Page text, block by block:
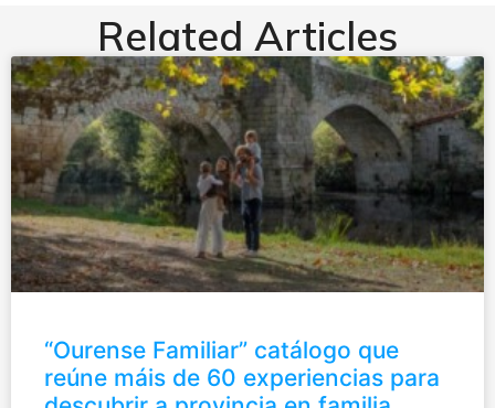
Related Articles
“Ourense Familiar” catálogo que
reúne máis de 60 experiencias para